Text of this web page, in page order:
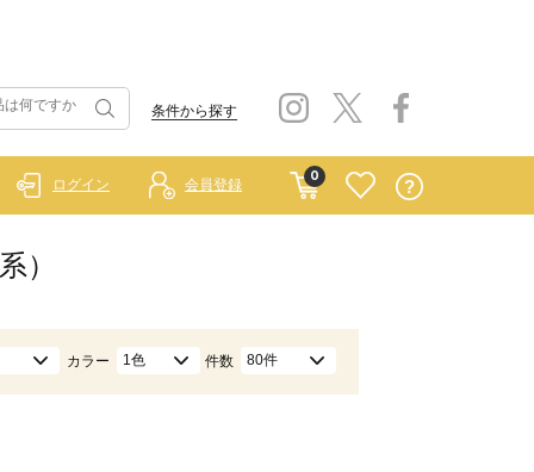
条件から探す
0
ログイン 会員登録
）
カラー 1色 件数 80件